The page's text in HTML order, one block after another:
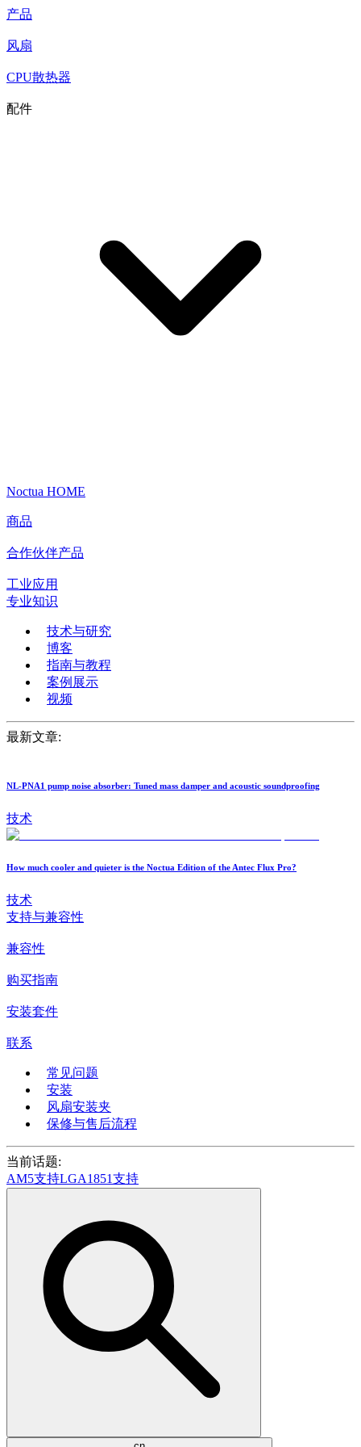
产品
风扇
CPU散热器
配件
Noctua HOME
商品
合作伙伴产品
工业应用
专业知识
技术与研究
博客
指南与教程
案例展示
视频
最新文章:
NL-PNA1 pump noise absorber: Tuned mass damper and acoustic soundproofing
技术
How much cooler and quieter is the Noctua Edition of the Antec Flux Pro?
技术
支持与兼容性
兼容性
购买指南
安装套件
联系
常见问题
安装
风扇安装夹
保修与售后流程
当前话题:
AM5支持LGA1851支持